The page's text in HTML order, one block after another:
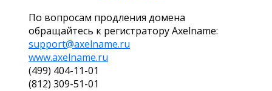
По вопросам продления домена
обращайтесь к регистратору Axelname:
support@axelname.ru
www.axelname.ru
(499) 404-11-01
(812) 309-51-01